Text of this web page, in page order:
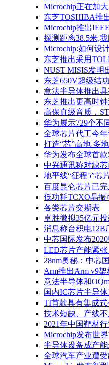
Microchip正在加
东芝TOSHIBA推
Microchip推出
探测距离38.5米,
Microchip:如何设
东芝推出采用
NUST MISIS发明
东芝650V超级结
意法半导体推出
东芝推出更高时
高保真级音质，
华为展示729个不
全球芯片代工今
打造“芯”高地 多
华为发布全球首
中兴通讯称对缺
地平线“征程5”芯
百度昆仑芯片已
低功耗TCXO晶振
各类芯片交期表
卓胜微拟35亿元
消息称台积电12B
中芯国际发布
LED芯片产能紧
28nm奥秘：中芯
Arm推出Arm v9
意法半导体和
国内IC芯片半导
TI首款具有集成
技术短缺、产线
2021年中国靶材
Microchip发布世
半导体设备成产
全球汽车产业遭